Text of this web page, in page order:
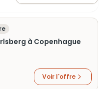
à Copenhague
Voir l'offre